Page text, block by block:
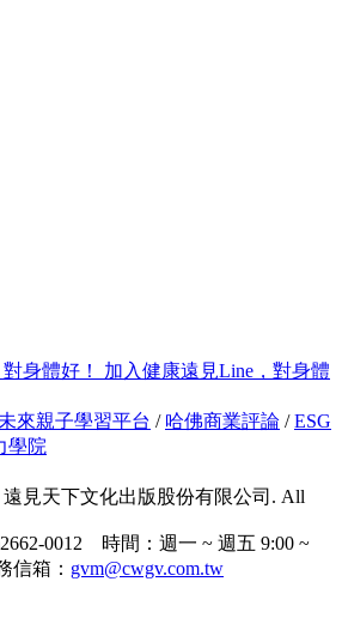
加入健康遠見Line，對身體
未來親子學習平台 / 哈佛商業評論 /ESG
學院
遠見天下文化出版股份有限公司. All
0012 時間：週一 ~ 週五 9:00 ~
信箱： gvm@cwgv.com.tw